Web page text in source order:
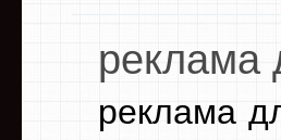
реклама